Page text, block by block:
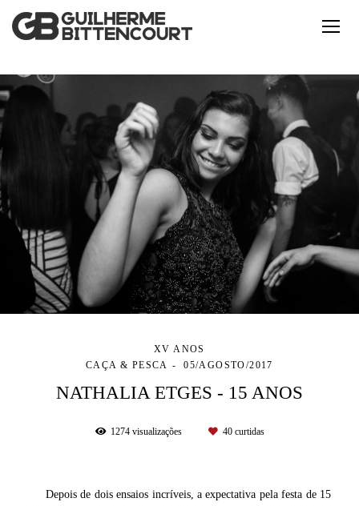
XV ANOS
CAÇA & PESCA
05/AGOSTO/2017
NATHALIA ETGES - 15 ANOS
1274visualizações 40curtidas
Depois de dois ensaios incríveis, a expectativa pela festa de 15